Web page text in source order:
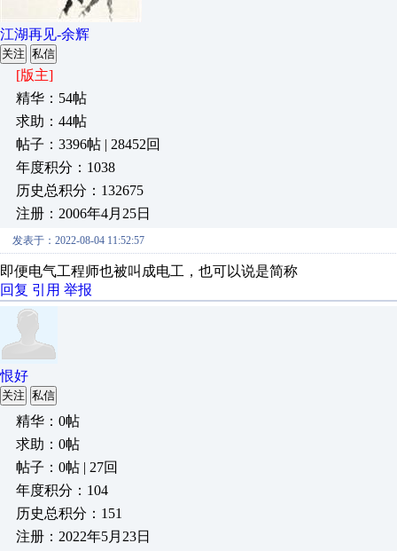
江湖再见-余辉
关注 私信
[版主]
精华：54帖
求助：44帖
帖子：3396帖 | 28452回
年度积分：1038
历史总积分：132675
注册：2006年4月25日
发表于：2022-08-04 11:52:57
即便电气工程师也被叫成电工，也可以说是简称
回复 引用 举报
恨好
关注 私信
精华：0帖
求助：0帖
帖子：0帖 | 27回
年度积分：104
历史总积分：151
注册：2022年5月23日